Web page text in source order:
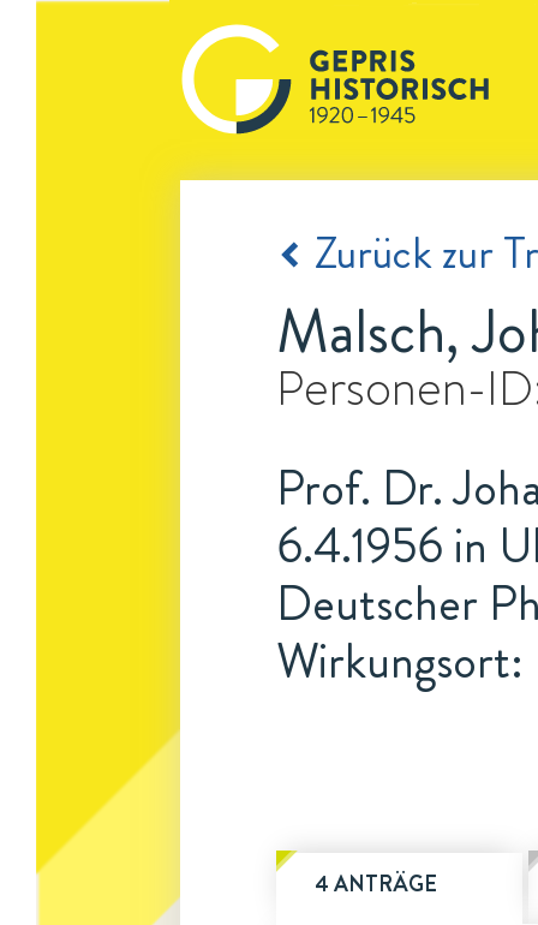
Zurück zur
Malsch,
Personen-
Prof. Dr.
6.4.1956 in
Deutscher
Wirkungsort:
4 ANTRÄGE